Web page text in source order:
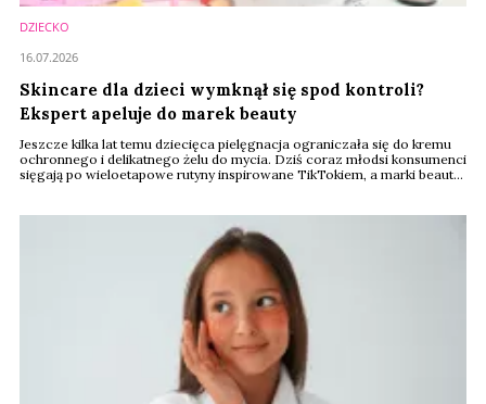
DZIECKO
Skincare dla dzieci wymknął się spod kontroli?
Ekspert apeluje do marek beauty
Jeszcze kilka lat temu dziecięca pielęgnacja ograniczała się do kremu
ochronnego i delikatnego żelu do mycia. Dziś coraz młodsi konsumenci
sięgają po wieloetapowe rutyny inspirowane TikTokiem, a marki beauty
je kreuje? Według amerykańskiego chirurga plastycznego dr. Masouda
Samana branża przekroczyła już ...
16.07.2026